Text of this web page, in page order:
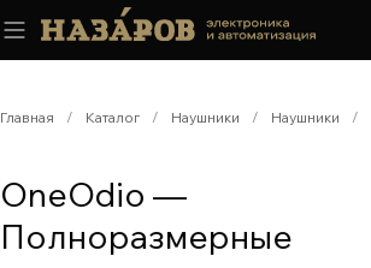
Главная / Каталог / Наушники / Наушники /
OneOdio —
Полноразмерные